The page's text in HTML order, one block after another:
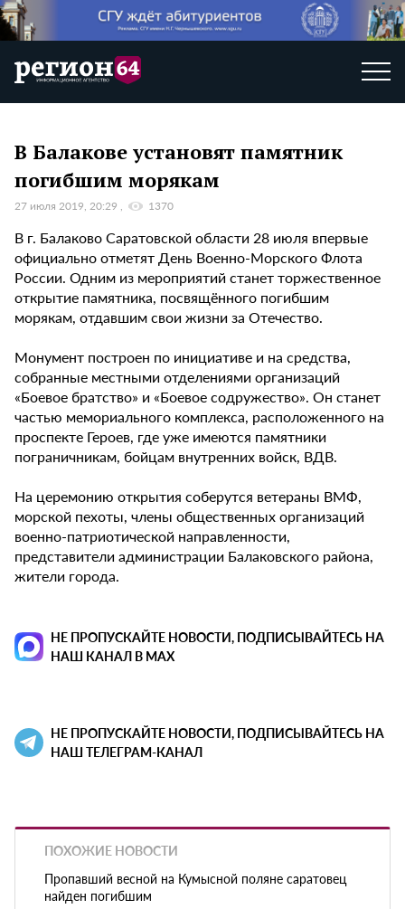
В Балакове установят памятник
погибшим морякам
27 июля 2019, 20:29 1370
В г. Балаково Саратовской области 28 июля впервые
официально отметят День Военно-Морского Флота
России. Одним из мероприятий станет торжественное
открытие памятника, посвящённого погибшим
морякам, отдавшим свои жизни за Отечество.
Монумент построен по инициативе и на средства,
собранные местными отделениями организаций
«Боевое братство» и «Боевое содружество». Он станет
частью мемориального комплекса, расположенного на
проспекте Героев, где уже имеются памятники
пограничникам, бойцам внутренних войск, ВДВ.
На церемонию открытия соберутся ветераны ВМФ,
морской пехоты, члены общественных организаций
военно-патриотической направленности,
представители администрации Балаковского района,
жители города.
НЕ ПРОПУСКАЙТЕ НОВОСТИ, ПОДПИСЫВАЙТЕСЬ НА
НАШ КАНАЛ В MAX
НЕ ПРОПУСКАЙТЕ НОВОСТИ, ПОДПИСЫВАЙТЕСЬ НА
НАШ ТЕЛЕГРАМ-КАНАЛ
ПОХОЖИЕ НОВОСТИ
Пропавший весной на Кумысной поляне саратовец
найден погибшим